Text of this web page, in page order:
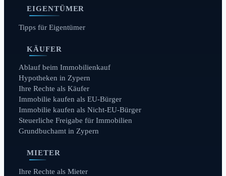
EIGENTÜMER
Tipps für Eigentümer
KÄUFER
Ablauf beim Immobilienkauf
Hypotheken in Zypern
Ihre Rechte als Käufer
Immobilie kaufen als EU-Bürger
Immobilie kaufen als Nicht-EU-Bürger
Steuerliche Freigabe für Immobilien
Grundbuchamt in Zypern
MIETER
Ihre Rechte als Mieter